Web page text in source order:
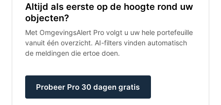
Altijd als eerste op de hoogte rond uw
objecten?
Met OmgevingsAlert Pro volgt u uw hele portefeuille
vanuit één overzicht. AI-filters vinden automatisch
de meldingen die ertoe doen.
Probeer Pro 30 dagen gratis